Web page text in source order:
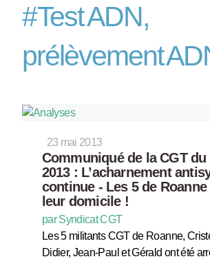
#Test ADN,
prélèvement
23 mai 2013
Communiqué de la CGT du
2013 : L’acharnement
continue - Les 5 de
leur domicile !
par Syndicat CGT
Les 5 militants CGT de Roanne,
Didier, Jean-Paul et Gérald ont été